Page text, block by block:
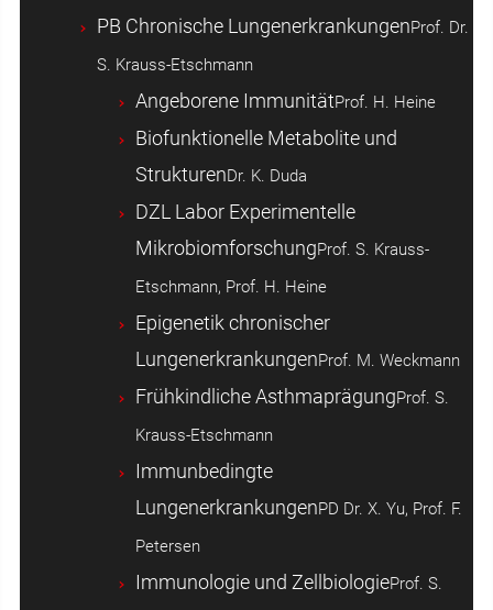
PB Chronische LungenerkrankungenProf. Dr.
S. Krauss-Etschmann
Angeborene ImmunitätProf. H. Heine
Biofunktionelle Metabolite und
StrukturenDr. K. Duda
DZL Labor Experimentelle
MikrobiomforschungProf. S. Krauss-
Etschmann, Prof. H. Heine
Epigenetik chronischer
LungenerkrankungenProf. M. Weckmann
Frühkindliche AsthmaprägungProf. S.
Krauss-Etschmann
Immunbedingte
LungenerkrankungenPD Dr. X. Yu, Prof. F.
Petersen
Immunologie und ZellbiologieProf. S.